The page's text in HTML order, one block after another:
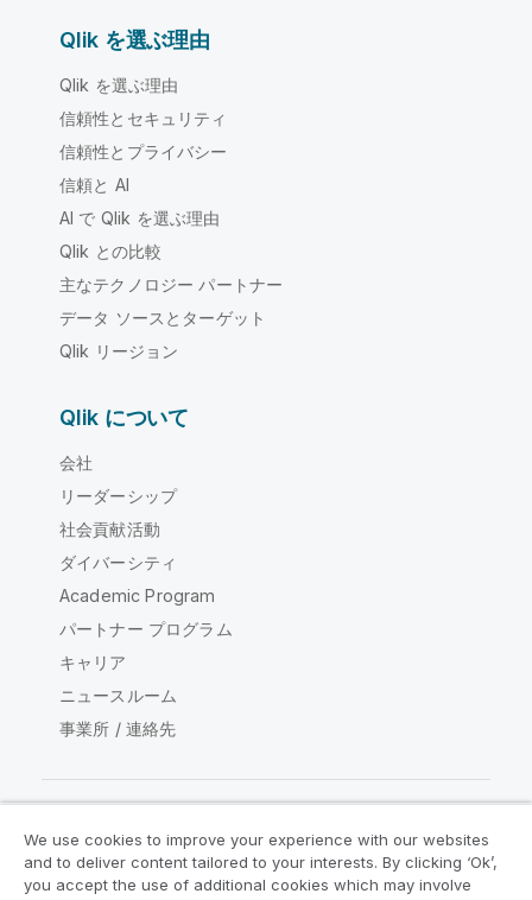
Qlik を選ぶ理由
Qlik を選ぶ理由
信頼性とセキュリティ
信頼性とプライバシー
信頼と AI
AI で Qlik を選ぶ理由
Qlik との比較
主なテクノロジー パートナー
データ ソースとターゲット
Qlik リージョン
Qlik について
会社
リーダーシップ
社会貢献活動
ダイバーシティ
Academic Program
パートナー プログラム
キャリア
ニュースルーム
事業所 / 連絡先
Qlik コミュニティ
We use cookies to improve your experience with our websites
and to deliver content tailored to your interests. By clicking ‘Ok’,
you accept the use of additional cookies which may involve